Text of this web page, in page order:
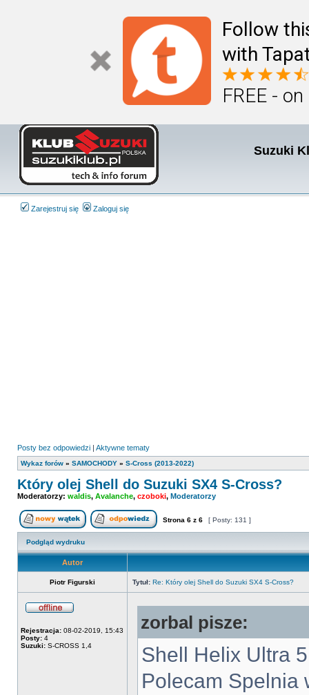
Follow
with
FREE -
Suzuki
Zarejestruj się Zaloguj się
Posty bez odpowiedzi | Aktywne tematy
Wykaz forów » SAMOCHODY » S-Cross (2013-2022)
Który olej Shell do Suzuki SX4 S-Cross?
Moderatorzy: waldis, Avalanche, czoboki, Moderatorzy
Nowy temat Odpowiedz w temacie
Strona 6 z 6 [ Posty: 131 ]
Podgląd wydruku
Autor
Piotr Figurski Tytuł: Re: Który olej Shell do Suzuki SX4 S-Cross?
Rejestracja: 08-02-2019, 15:43
Posty: 4
Suzuki: S-CROSS 1,4
zorbal pisze:
Shell Helix Ultra
Polecam Spelnia